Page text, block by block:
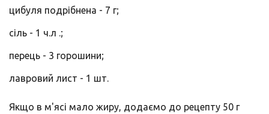
цибуля подрібнена - 7 г;
сіль - 1 ч.л .;
перець - 3 горошини;
лавровий лист - 1 шт.
Якщо в м'ясі мало жиру, додаємо до рецепту 50 г